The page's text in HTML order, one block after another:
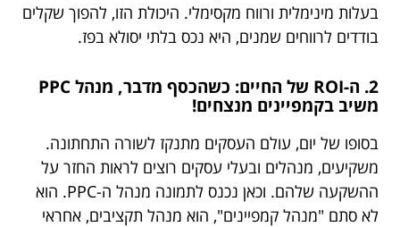
בעלות מינימלית ורווח מקסימלי. היכולת הזו, להפוך שקלים
בודדים לרווחים שמנים, היא נכס בלתי יסולא בפז.
2. ה-ROI של החיים: כשהכסף מדבר, מנהל PPC
משיב בקמפיינים מנצחים!
בסופו של יום, עולם העסקים מתנקז לשורה התחתונה.
משקיעים, מנהלים ובעלי עסקים רוצים לראות החזר על
ההשקעה שלהם. וכאן נכנס לתמונה מנהל ה-PPC. הוא
לא סתם "מנהל קמפיינים", הוא מנהל תקציבים, אחראי